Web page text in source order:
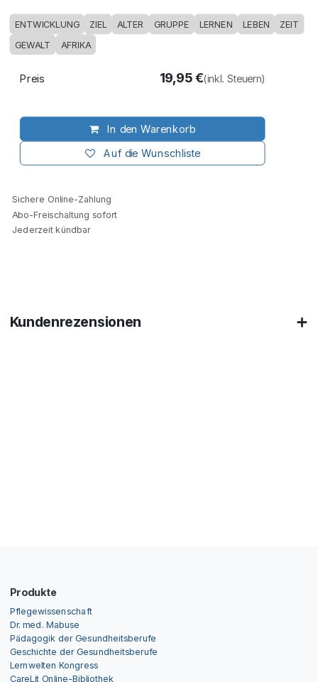
ENTWICKLUNG ZIEL ALTER GRUPPE LERNEN LEBEN ZEIT
GEWALT AFRIKA
In den Warenkorb
Auf die Wunschliste
Preis 19,95€(inkl. Steuern)
Sichere Online-Zahlung
Abo-Freischaltung sofort
Jederzeit kündbar
Kundenrezensionen
Produkte
Pflegewissenschaft
Dr. med. Mabuse
Pädagogik der Gesundheitsberufe
Geschichte der Gesundheitsberufe
Lernwelten Kongress
CareLit Online-Bibliothek